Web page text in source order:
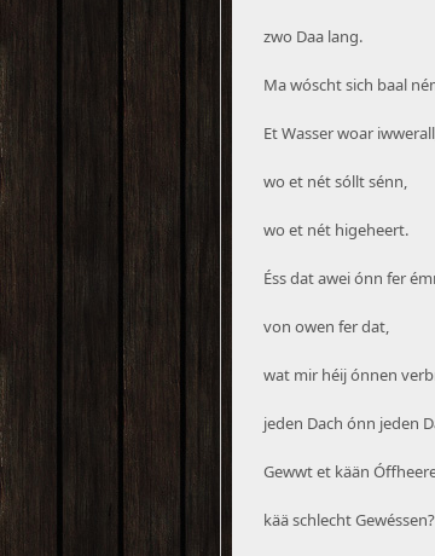
zwo Daa lang.
Ma wóscht sich baal
Et Wasser woar
wo et nét sóllt sénn,
wo et nét higeheert.
Éss dat awei ónn fer
von owen fer dat,
wat mir héij ónnen
jeden Dach ónn jeden
Gewwt et kään
kää schlecht Gewéssen?